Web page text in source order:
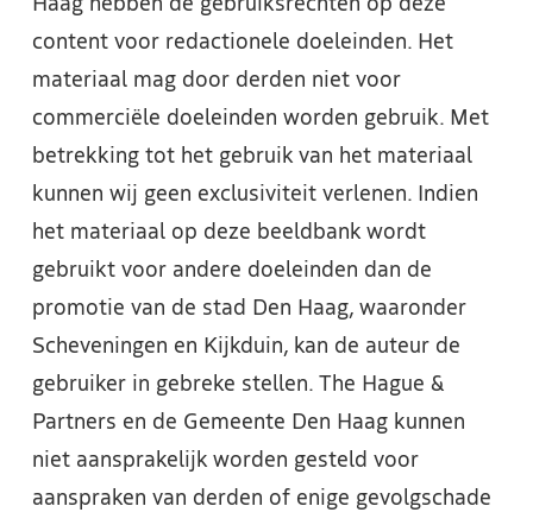
Haag hebben de gebruiksrechten op deze
content voor redactionele doeleinden. Het
materiaal mag door derden niet voor
commerciële doeleinden worden gebruik. Met
betrekking tot het gebruik van het materiaal
kunnen wij geen exclusiviteit verlenen. Indien
het materiaal op deze beeldbank wordt
gebruikt voor andere doeleinden dan de
promotie van de stad Den Haag, waaronder
Scheveningen en Kijkduin, kan de auteur de
gebruiker in gebreke stellen. The Hague &
Partners en de Gemeente Den Haag kunnen
niet aansprakelijk worden gesteld voor
aanspraken van derden of enige gevolgschade